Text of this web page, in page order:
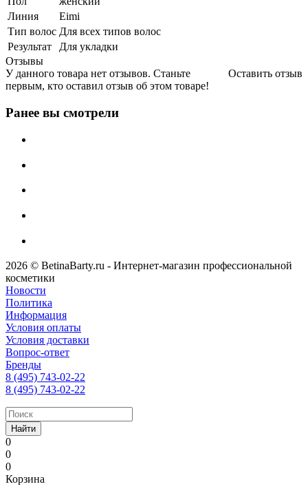
Линия
Eimi
Тип волос Для всех типов волос
Результат
Для укладки
Отзывы
Оставить отзыв
У данного товара нет отзывов. Станьте
первым, кто оставил отзыв об этом товаре!
Ранее вы смотрели
2026 © BetinaBarty.ru - Интернет-магазин профессиональной
косметики
Новости
Политика
Информация
Условия оплаты
Условия доставки
Вопрос-ответ
Бренды
8 (495) 743-02-22
8 (495) 743-02-22
Найти
0
0
0
Корзина